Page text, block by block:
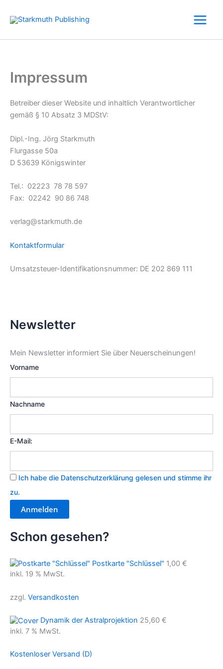
Inhalt
Impressum
Betreiber dieser Website und inhaltlich Verantwortlicher
gemäß § 10 Absatz 3 MDStV:
Dipl.-Ing. Jörg Starkmuth
Flurgasse 50a
D 53639 Königswinter
Tel.: 02223 78 78 597
Fax: 02242 90 86 748
verlag@starkmuth.de
Kontaktformular
Umsatzsteuer-Identifikationsnummer: DE 202 869 111
Newsletter
Mein Newsletter informiert Sie über Neuerscheinungen!
Vorname
Nachname
E-Mail:
Ich habe die Datenschutzerklärung gelesen und stimme ihr
zu.
Schon gesehen?
Postkarte "Schlüssel" 1,00 €
inkl. 19 % MwSt.
zzgl. Versandkosten
Dynamik der Astralprojektion 25,60 €
inkl. 7 % MwSt.
Kostenloser Versand (D)